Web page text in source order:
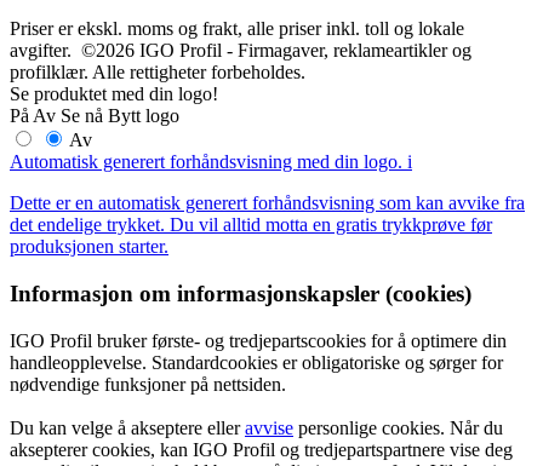
Priser er ekskl. moms og frakt, alle priser inkl. toll og lokale
avgifter. ©2026 IGO Profil - Firmagaver, reklameartikler og
profilklær. Alle rettigheter forbeholdes.
Se produktet med din logo!
På Av Se nå Bytt logo
Av
Automatisk generert forhåndsvisning med din logo. i
Dette er en automatisk generert forhåndsvisning som kan avvike fra
det endelige trykket. Du vil alltid motta en gratis trykkprøve før
produksjonen starter.
Informasjon om informasjonskapsler (cookies)
IGO Profil bruker første- og tredjepartscookies for å optimere din
handleopplevelse. Standardcookies er obligatoriske og sørger for
nødvendige funksjoner på nettsiden.
Du kan velge å akseptere elleravvise personlige cookies. Når du
aksepterer cookies, kan IGO Profil og tredjepartspartnere vise deg